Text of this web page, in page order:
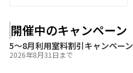
開催中のキャンペーン
5～8月利用室料割引キャンペーン
2026年8月31日まで